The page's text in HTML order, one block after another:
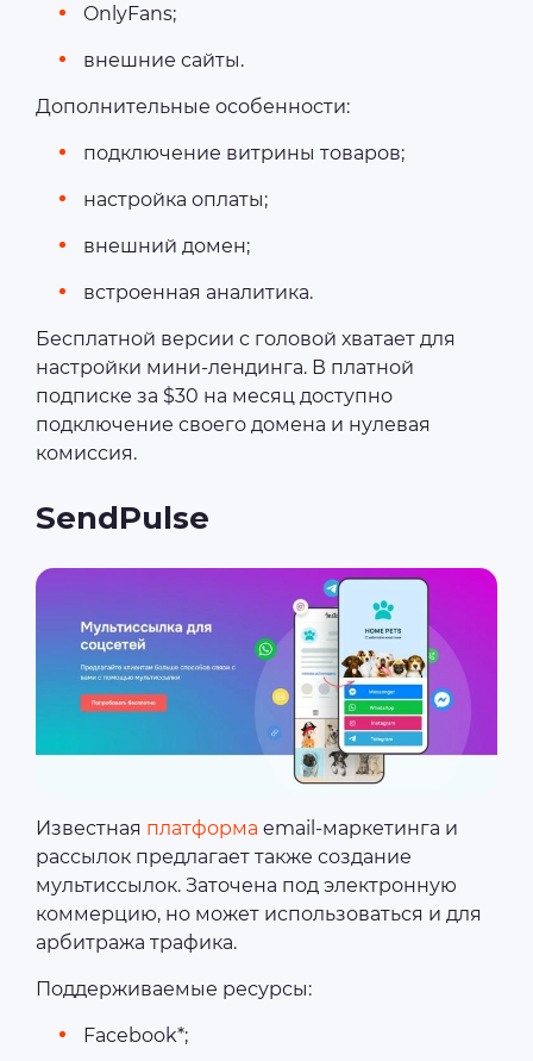
OnlyFans;
внешние сайты.
Дополнительные особенности:
подключение витрины товаров;
настройка оплаты;
внешний домен;
встроенная аналитика.
Бесплатной версии с головой хватает для
настройки мини-лендинга. В платной
подписке за $30 на месяц доступно
подключение своего домена и нулевая
комиссия.
SendPulse
Известная платформа email-маркетинга и
рассылок предлагает также создание
мультиссылок. Заточена под электронную
коммерцию, но может использоваться и для
арбитража трафика.
Поддерживаемые ресурсы:
Facebook*;